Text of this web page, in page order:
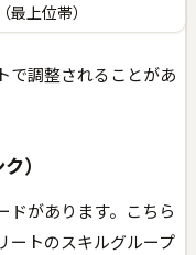
最上位帯）
で調整されることがあ
）
ドがあります。こちら
ートのスキルグループ